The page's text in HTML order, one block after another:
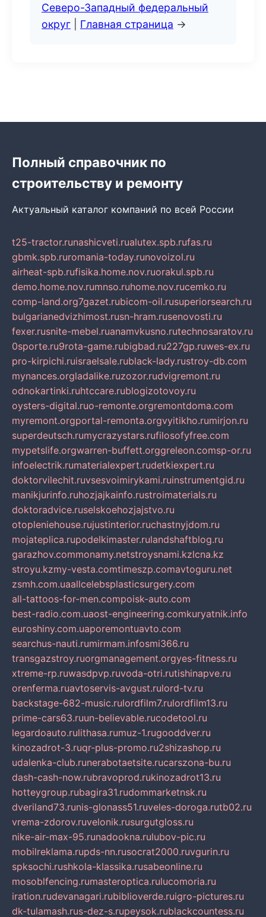
Северо-Западный федеральный
округ
Главная страница →
Полный справочник по
строительству и ремонту
Актуальный каталог компаний по всей России
t25-tractor.runashicveti.rualutex.spb.rufas.ru
gbmk.spb.ruromania-today.runovoizol.ru
airheat-spb.rufisika.home.nov.ruorakul.spb.ru
demo.home.nov.rumnso.ruhome.nov.rucemko.ru
comp-land.org7gazet.rubicom-oil.rusuperiorsearch.ru
bulgarianedvizhimost.rusn-hram.rusenovosti.ru
fexer.rusnite-mebel.ruanamvkusno.rutechnosaratov.ru
0sporte.ru9rota-game.rubigbad.ru227gp.ruwes-ex.ru
pro-kirpichi.ruisraelsale.rublack-lady.rustroy-db.com
mynances.orgladalike.ruzozor.rudvigremont.ru
odnokartinki.ruhtccare.rublogizotovoy.ru
oysters-digital.ruo-remonte.orgremontdoma.com
myremont.orgportal-remonta.orgvyitikho.rumirjon.ru
superdeutsch.rumycrazystars.rufilosofyfree.com
mypetslife.orgwarren-buffett.orggreleon.comsp-or.ru
infoelectrik.rumaterialexpert.rudetkiexpert.ru
doktorvilechit.ruvsesvoimirykami.ruinstrumentgid.ru
manikjurinfo.ruhozjajkainfo.rustroimaterials.ru
doktoradvice.ruselskoehozjajstvo.ru
otopleniehouse.rujustinterior.ruchastnyjdom.ru
mojateplica.rupodelkimaster.rulandshaftblog.ru
garazhov.commonamy.netstroysnami.kzlcna.kz
stroyu.kzmy-vesta.comtimeszp.comavtoguru.net
zsmh.com.uaallcelebsplasticsurgery.com
all-tattoos-for-men.compoisk-auto.com
best-radio.com.uaost-engineering.comkuryatnik.info
euroshiny.com.uaporemontuavto.com
searchus-nauti.rumirmam.infosmi366.ru
transgazstroy.ruorgmanagement.orgyes-fitness.ru
xtreme-rp.ruwasdpvp.ruvoda-otri.rutishinapve.ru
orenferma.ruavtoservis-avgust.rulord-tv.ru
backstage-682-music.rulordfilm7.rulordfilm13.ru
prime-cars63.ruun-believable.rucodetool.ru
legardoauto.rulithasa.rumuz-1.rugooddver.ru
kinozadrot-3.ruqr-plus-promo.ru2shizashop.ru
udalenka-club.runerabotaetsite.rucarszona-bu.ru
dash-cash-now.rubravoprod.rukinozadrot13.ru
hotteygroup.rubagira31.rudommarketnsk.ru
dveriland73.runis-glonass51.ruveles-doroga.rutb02.ru
vrema-zdorov.ruvelonik.rusurgutgloss.ru
nike-air-max-95.runadookna.rulubov-pic.ru
mobilreklama.rupds-nn.rusocrat2000.ruvgurin.ru
spksochi.rushkola-klassika.rusabeonline.ru
mosoblfencing.rumasteroptica.rulucomoria.ru
iration.rudevanagari.rubiblioverde.ruigro-pictures.ru
dk-tulamash.rus-dez-s.rupeysok.rublackcountess.ru